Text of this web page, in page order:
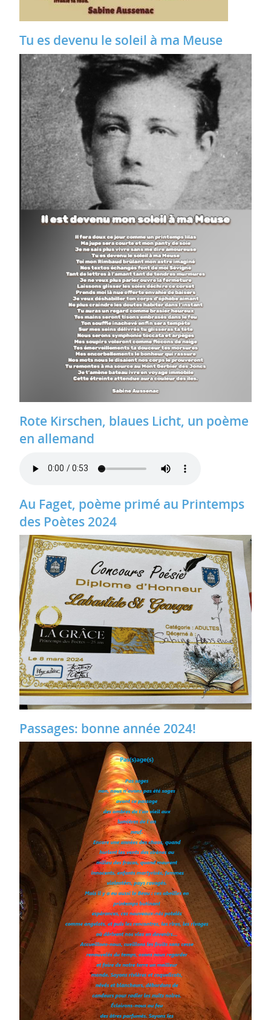
Tu es devenu le soleil à ma Meuse
Rote Kirschen, blaues Licht, un poème
en allemand
Au Faget, poème primé au Printemps
des Poètes 2024
Passages: bonne année 2024!